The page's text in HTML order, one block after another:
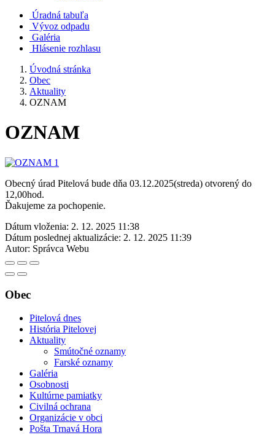
Úradná tabuľa
Vývoz odpadu
Galéria
Hlásenie rozhlasu
Úvodná stránka
Obec
Aktuality
OZNAM
OZNAM
Obecný úrad Pitelová bude dňa 03.12.2025(streda) otvorený do
12,00hod.
Ďakujeme za pochopenie.
Dátum vloženia: 2. 12. 2025 11:38
Dátum poslednej aktualizácie: 2. 12. 2025 11:39
Autor: Správca Webu
Obec
Pitelová dnes
História Pitelovej
Aktuality
Smútočné oznamy
Farské oznamy
Galéria
Osobnosti
Kultúrne pamiatky
Civilná ochrana
Organizácie v obci
Pošta Trnavá Hora